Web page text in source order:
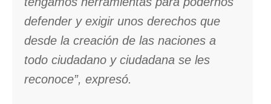
defender y exigir unos derechos que
desde la creación de las naciones a
todo ciudadano y ciudadana se les
reconoce”, expresó.